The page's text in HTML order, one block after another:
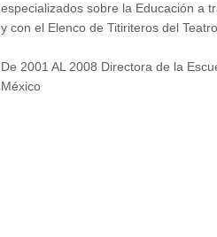
especializados sobre la Educación a
y con el Elenco de Titiriteros del
De 2001 AL 2008 Directora de la
México